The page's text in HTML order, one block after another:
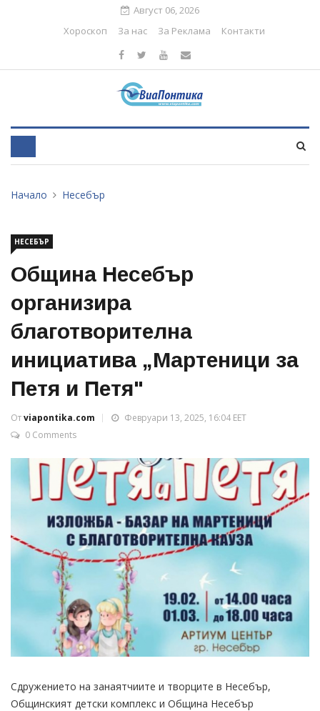
Август 06, 2026
Хороскоп
За нас За Реклама Контакти
Начало Несебър
НЕСЕБЪР
Община Несебър
организира
благотворителна
инициатива „Мартеници за
Петя и Петя"
Отviapontika.com
Февруари 13, 2025, 16:04 EET
0 Comments
Сдружението на занаятчиите и творците в Несебър,
Общинският детски комплекс и Община Несебър